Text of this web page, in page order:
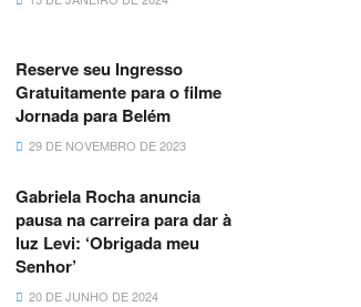
Reserve seu Ingresso
Gratuitamente para o filme
Jornada para Belém
29 DE NOVEMBRO DE 2023
Gabriela Rocha anuncia
pausa na carreira para dar à
luz Levi: ‘Obrigada meu
Senhor’
20 DE JUNHO DE 2024